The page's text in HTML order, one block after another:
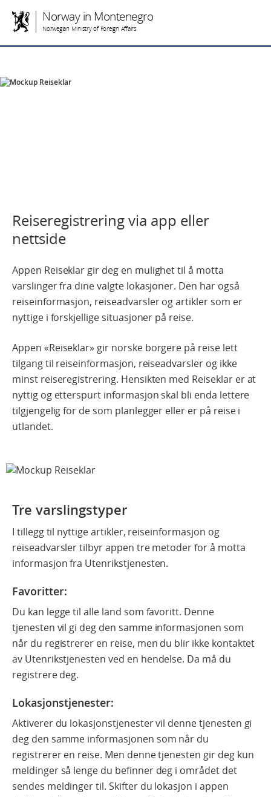
Norway in Montenegro
Norwegian Ministry of Foreign Affairs
Reiseregistrering via app eller
nettside
Appen Reiseklar gir deg en mulighet til å motta
varslinger fra dine valgte lokasjoner. Den har også
reiseinformasjon, reiseadvarsler og artikler som er
nyttige i forskjellige situasjoner på reise.
Appen «Reiseklar» gir norske borgere på reise lett
tilgang til reiseinformasjon, reiseadvarsler og ikke
minst reiseregistrering. Hensikten med Reiseklar er at
nyttig og etterspurt informasjon skal bli enda lettere
tilgjengelig for de som planlegger eller er på reise i
utlandet.
Tre varslingstyper
I tillegg til nyttige artikler, reiseinformasjon og
reiseadvarsler tilbyr appen tre metoder for å motta
informasjon fra Utenrikstjenesten.
Favoritter:
Du kan legge til alle land som favoritt. Denne
tjenesten vil gi deg den samme informasjonen som
når du registrerer en reise, men du blir ikke kontaktet
av Utenrikstjenesten ved en hendelse. Da må du
registrere deg.
Lokasjonstjenester:
Aktiverer du lokasjonstjenester vil denne tjenesten gi
deg den samme informasjonen som når du
registrerer en reise. Men denne tjenesten gir deg kun
meldinger så lenge du befinner deg i området det
sendes meldinger til. Skifter du lokasjon i appen